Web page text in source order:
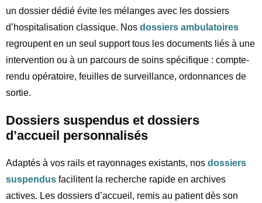
un dossier dédié évite les mélanges avec les dossiers
d’hospitalisation classique. Nos dossiers ambulatoires
regroupent en un seul support tous les documents liés à une
intervention ou à un parcours de soins spécifique : compte-
rendu opératoire, feuilles de surveillance, ordonnances de
sortie.
Dossiers suspendus et dossiers
d’accueil personnalisés
Adaptés à vos rails et rayonnages existants, nos dossiers
suspendus facilitent la recherche rapide en archives
actives. Les dossiers d’accueil, remis au patient dès son